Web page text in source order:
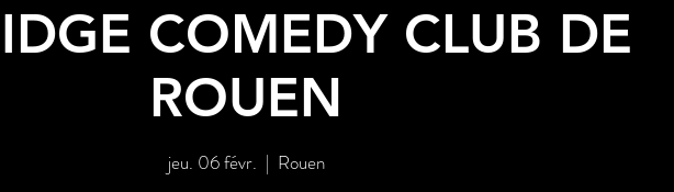
COMEDY CLUB DE
ROUEN
jeu. 06 févr.
  |
Rouen